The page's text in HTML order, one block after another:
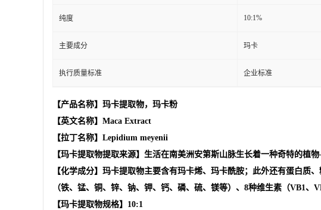
纯度 10:1%
主要成分 玛卡
执行质量标准 企业标准
【产品名称】玛卡提取物，玛卡粉
【英文名称】Maca Extract
【拉丁名称】Lepidium meyenii
【玛卡提取物提取来源】生活在南美洲安第斯山脉生长着一种奇特的植
【化学成分】玛卡提取物主要含有玛卡烯、玛卡酰胺；此外还有蛋白
（铁、锰、铜、锌、钠、钾、钙、磷、硫、镁等）、8种维生素（VB1
【玛卡提取物规格】10:1